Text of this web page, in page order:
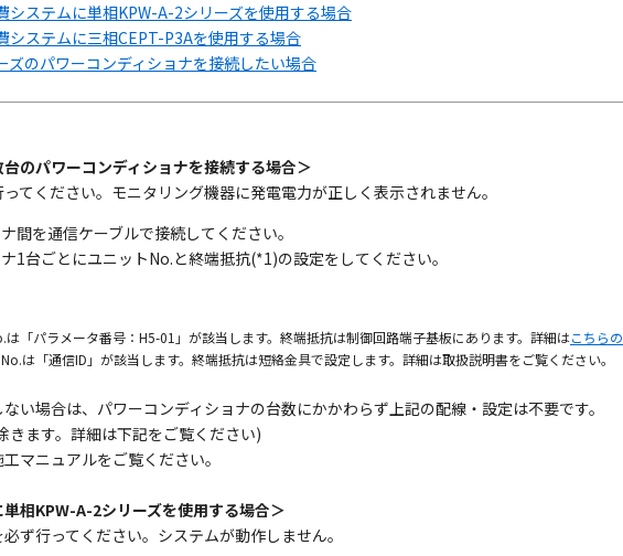
システムに単相KPW-A-2シリーズを使用する場合
システムに三相CEPT-P3Aを使用する場合
ズのパワーコンディショナを接続したい場合
のパワーコンディショナを接続する場合＞
てください。モニタリング機器に発電電力が正しく表示されません。
間を通信ケーブルで接続してください。
1台ごとにユニットNo.と終端抵抗(*1)の設定をしてください。
は「パラメータ番号：H5-01」が該当します。終端抵抗は制御回路端子基板にあります。詳細はこちら
は「通信ID」が該当します。終端抵抗は短絡金具で設定します。詳細は取扱説明書をご覧ください。
い場合は、パワーコンディショナの台数にかかわらず上記の配線・設定は不要です。
きます。詳細は下記をご覧ください)
マニュアルをご覧ください。
相KPW-A-2シリーズを使用する場合＞
ず行ってください。システムが動作しません。